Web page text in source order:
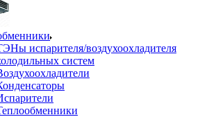
испарителя/воздухоохладителя
систем